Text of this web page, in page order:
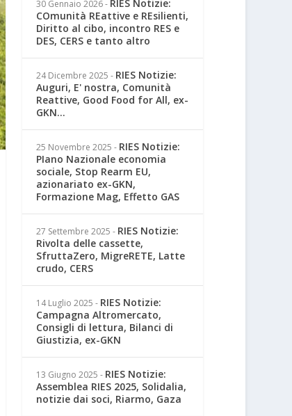
30 Gennaio 2026- RIES Notizie:
COmunità REattive e REsilienti,
Diritto al cibo, incontro RES e
DES, CERS e tanto altro
24 Dicembre 2025 - RIES Notizie:
Auguri, E' nostra, Comunità
Reattive, Good Food for All, ex-
GKN...
25 Novembre 2025 - RIES Notizie:
PIano Nazionale economia
sociale, Stop Rearm EU,
azionariato ex-GKN,
Formazione Mag, Effetto GAS
27 Settembre 2025 - RIES Notizie:
Rivolta delle cassette,
SfruttaZero, MigreRETE, Latte
crudo, CERS
14 Luglio 2025 - RIES Notizie:
Campagna Altromercato,
Consigli di lettura, Bilanci di
Giustizia, ex-GKN
13 Giugno 2025 - RIES Notizie:
Assemblea RIES 2025, Solidalia,
notizie dai soci, Riarmo, Gaza